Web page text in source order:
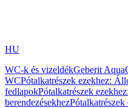
HU
WC-k és vizeldékGeberit
WCPótalkatrészek ezekhez:
fedlapokPótalkatrészek
berendezésekhezPótalkatrészek